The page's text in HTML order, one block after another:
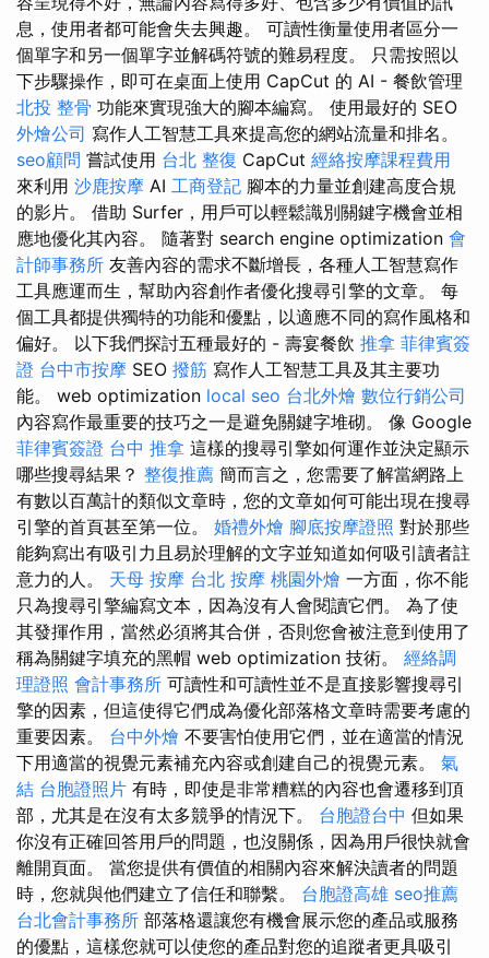
息，使用者都可能會失去興趣。 可讀性衡量使用者區分一
個單字和另一個單字並解碼符號的難易程度。 只需按照以
下步驟操作，即可在桌面上使用 CapCut 的 AI - 餐飲管理
北投 整骨 功能來實現強大的腳本編寫。 使用最好的 SEO
外燴公司 寫作人工智慧工具來提高您的網站流量和排名。
seo顧問 嘗試使用 台北 整復 CapCut 經絡按摩課程費用
來利用 沙鹿按摩 AI 工商登記 腳本的力量並創建高度合規
的影片。 借助 Surfer，用戶可以輕鬆識別關鍵字機會並相
應地優化其內容。 隨著對 search engine optimization 會
計師事務所 友善內容的需求不斷增長，各種人工智慧寫作
工具應運而生，幫助內容創作者優化搜尋引擎的文章。 每
個工具都提供獨特的功能和優點，以適應不同的寫作風格和
偏好。 以下我們探討五種最好的 - 壽宴餐飲 推拿 菲律賓簽
證 台中市按摩 SEO 撥筋 寫作人工智慧工具及其主要功
能。 web optimization local seo 台北外燴 數位行銷公司
內容寫作最重要的技巧之一是避免關鍵字堆砌。 像 Google
菲律賓簽證 台中 推拿 這樣的搜尋引擎如何運作並決定顯示
哪些搜尋結果？ 整復推薦 簡而言之，您需要了解當網路上
有數以百萬計的類似文章時，您的文章如何可能出現在搜尋
引擎的首頁甚至第一位。 婚禮外燴 腳底按摩證照 對於那些
能夠寫出有吸引力且易於理解的文字並知道如何吸引讀者註
意力的人。 天母 按摩 台北 按摩 桃園外燴 一方面，你不能
只為搜尋引擎編寫文本，因為沒有人會閱讀它們。 為了使
其發揮作用，當然必須將其合併，否則您會被注意到使用了
稱為關鍵字填充的黑帽 web optimization 技術。 經絡調
理證照 會計事務所 可讀性和可讀性並不是直接影響搜尋引
擎的因素，但這使得它們成為優化部落格文章時需要考慮的
重要因素。 台中外燴 不要害怕使用它們，並在適當的情況
下用適當的視覺元素補充內容或創建自己的視覺元素。 氣
結 台胞證照片 有時，即使是非常糟糕的內容也會遷移到頂
部，尤其是在沒有太多競爭的情況下。 台胞證台中 但如果
你沒有正確回答用戶的問題，也沒關係，因為用戶很快就會
離開頁面。 當您提供有價值的相關內容來解決讀者的問題
時，您就與他們建立了信任和聯繫。 台胞證高雄 seo推薦
台北會計事務所 部落格還讓您有機會展示您的產品或服務
的優點，這樣您就可以使您的產品對您的追蹤者更具吸引